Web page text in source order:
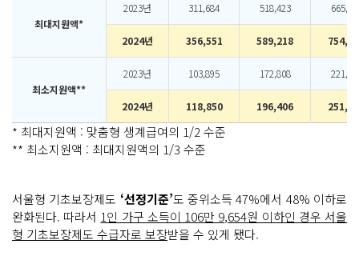
최대지원액*
2023년 311,684 518,423
2024년 356,551 589,218
최소지원액**
2023년 103,895 172,808
2024년 118,850 196,406
* 최대지원액 : 맞춤형 생계급여의 1/2 수준
** 최소지원액 : 최대지원액의 1/3 수준
서울형 기초보장제도 ‘선정기준’도 중위소득 47%에서 48% 이하로
완화된다. 따라서 1인 가구 소득이 106만 9,654원 이하인 경우 서울
형 기초보장제도 수급자로 보장받을 수 있게 됐다.